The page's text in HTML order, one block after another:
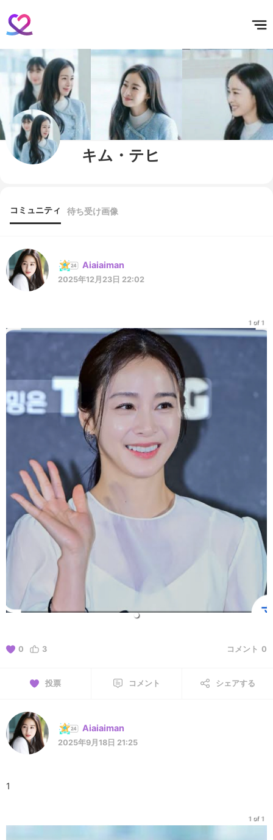
キム・テヒ
コミュニティ 待ち受け画像
Aiaiaiman
2025年12月23日 22:02
1 of 1
0 3 コメント 0
投票 コメント シェアする
Aiaiaiman
2025年9月18日 21:25
1
1 of 1